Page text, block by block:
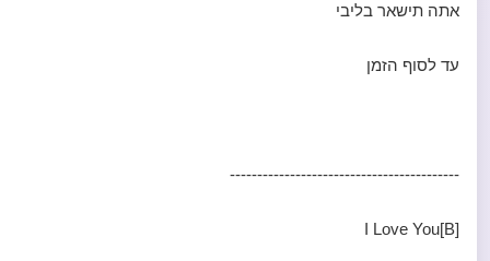
אתה תישאר בליבי
עד לסוף הזמן
------------------------------------------
[B]I Love You